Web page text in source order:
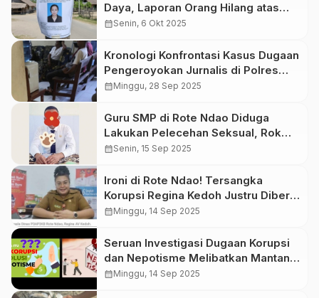
Daya, Laporan Orang Hilang atas
Nama Tin Dama
calendar_monthSenin, 6 Okt 2025
Kronologi Konfrontasi Kasus Dugaan
Pengeroyokan Jurnalis di Polres
TTU
calendar_monthMinggu, 28 Sep 2025
Guru SMP di Rote Ndao Diduga
Lakukan Pelecehan Seksual, Rok
Siswi Robek di Depan Siswa Lain!
calendar_monthSenin, 15 Sep 2025
Ironi di Rote Ndao! Tersangka
Korupsi Regina Kedoh Justru Diberi
Penghargaan Bupati
calendar_monthMinggu, 14 Sep 2025
Seruan Investigasi Dugaan Korupsi
dan Nepotisme Melibatkan Mantan
Plt. Kadis PKO Kabupaten Rote Ndao
calendar_monthMinggu, 14 Sep 2025